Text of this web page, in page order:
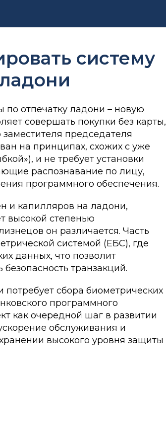
систему
по отпечатку ладони – новую
совершать покупки без карты,
председателя
на принципах, схожих с уже
и не требует установки
распознавание по лицу,
программного обеспечения.
и капилляров на ладони,
высокой степенью
он различается. Часть
системой (ЕБС), где
данных, что позволит
транзакций.
сбора биометрических
программного
как очередной шаг в развитии
обслуживания и
высокого уровня защиты